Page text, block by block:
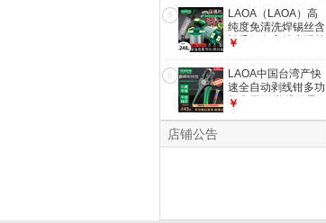
线器0.2-4mm²
5
LAOA（LAOA）高
纯度免清洗焊锡丝含
松香锡条高纯度焊丝
0.8MM/400g(单个)
LA812108
￥
6
LAOA中国台湾产快
速全自动剥线钳多功
能电工钳 剪线钳子
￥
店铺公告